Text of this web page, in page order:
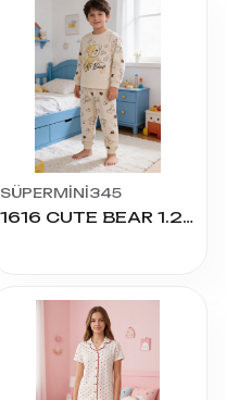
SÜPERMİNİ345
1616 CUTE BEAR 1.2.3 YAŞ 2'Lİ TAKIM